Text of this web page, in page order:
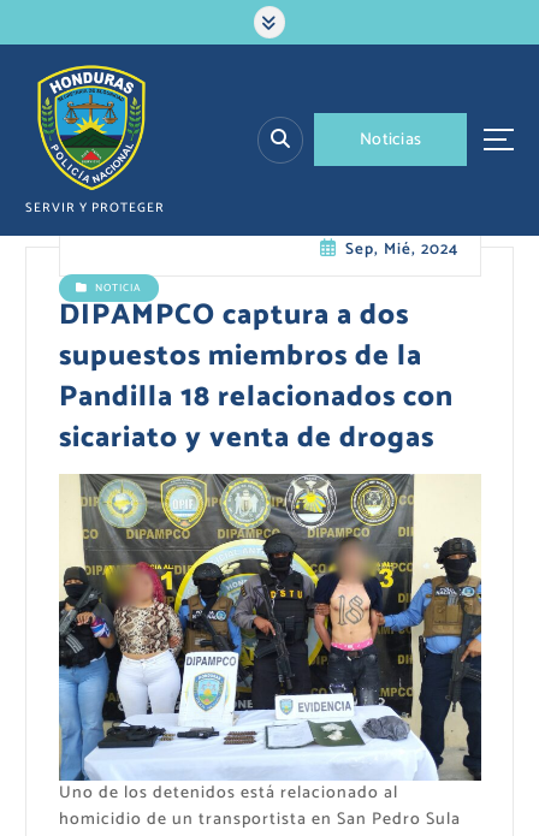
a
SERVIR Y PROTEGER
Noticias
Sep, Mié, 2024
NOTICIA
DIPAMPCO captura a dos
supuestos miembros de la
Pandilla 18 relacionados con
sicariato y venta de drogas
Uno de los detenidos está relacionado al
homicidio de un transportista en San Pedro Sula